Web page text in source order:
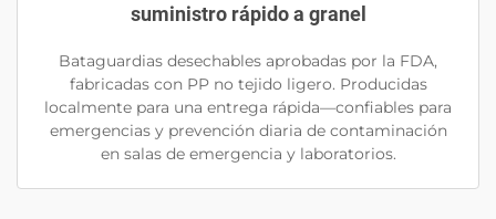
suministro rápido a granel
Bataguardias desechables aprobadas por la FDA,
fabricadas con PP no tejido ligero. Producidas
localmente para una entrega rápida—confiables para
emergencias y prevención diaria de contaminación
en salas de emergencia y laboratorios.